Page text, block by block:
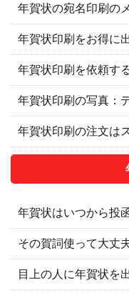
年賀状の宛名印刷の
年賀状印刷をお得に
年賀状印刷を依頼す
年賀状印刷の写真：
年賀状印刷の注文は
年賀状はいつから投
その賀詞使って大丈
目上の人に年賀状を